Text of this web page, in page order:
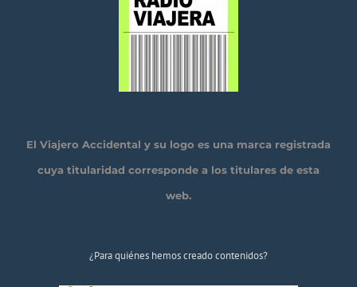
El Viajero Accidental y su logo es una marca registrada
cuya titularidad corresponde a los titulares de esta
web.
¿Para quiénes hemos creado contenidos?